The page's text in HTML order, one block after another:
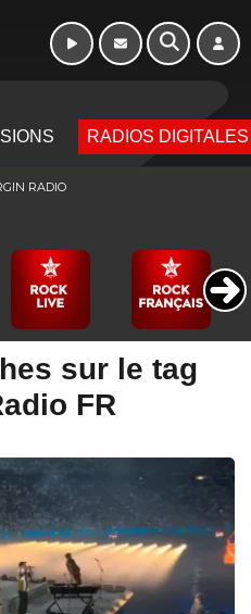
RADIOS DIGITALES
sur le tag
FR
RADIO
Week-end de 16h
à 20h